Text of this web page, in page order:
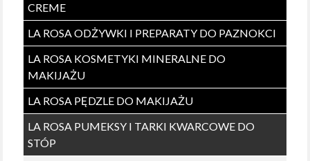
CREME
LA ROSA ODŻYWKI I PREPARATY DO PAZNOKCI
LA ROSA KOSMETYKI MINERALNE DO
MAKIJAŻU
LA ROSA PĘDZLE DO MAKIJAŻU
LA ROSA PUMEKSY I TARKI KWARCOWE DO
STÓP